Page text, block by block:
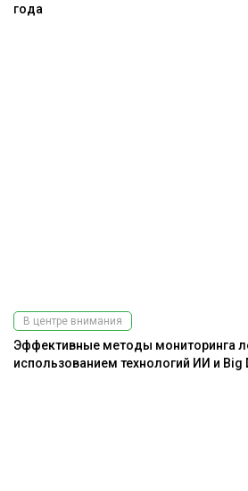
года
В центре внимания
Эффективные методы мониторинга
использованием технологий ИИ и Big